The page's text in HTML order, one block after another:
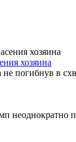
хозяина
погибнув в